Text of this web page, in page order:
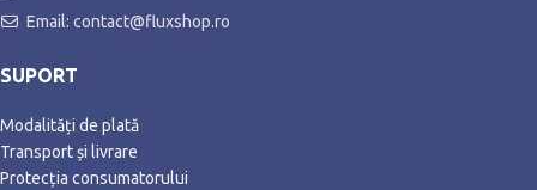
Email: contact@fluxshop.ro
SUPORT
Modalități de plată
Transport și livrare
Protecția consumatorului